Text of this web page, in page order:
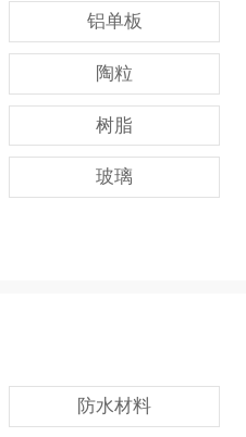
铝单板
陶粒
树脂
玻璃
防水材料